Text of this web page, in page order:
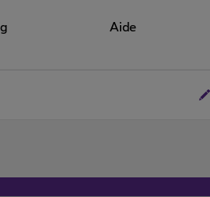
Aide